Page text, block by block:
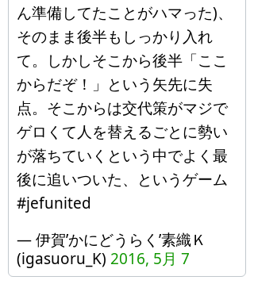
ん準備してたことがハマった)、
そのまま後半もしっかり入れ
て。しかしそこから後半「ここ
からだぞ！」という矢先に失
点。そこからは交代策がマジで
ゲロくて人を替えるごとに勢い
が落ちていくという中でよく最
後に追いついた、というゲーム
#jefunited
— 伊賀’かにどうらく’素織Ｋ
(igasuoru_K) 2016, 5月 7